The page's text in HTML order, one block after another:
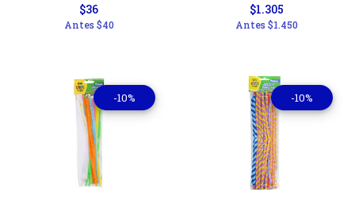
$36
Antes$40
$1.305
Antes$1.450
-10% -10%